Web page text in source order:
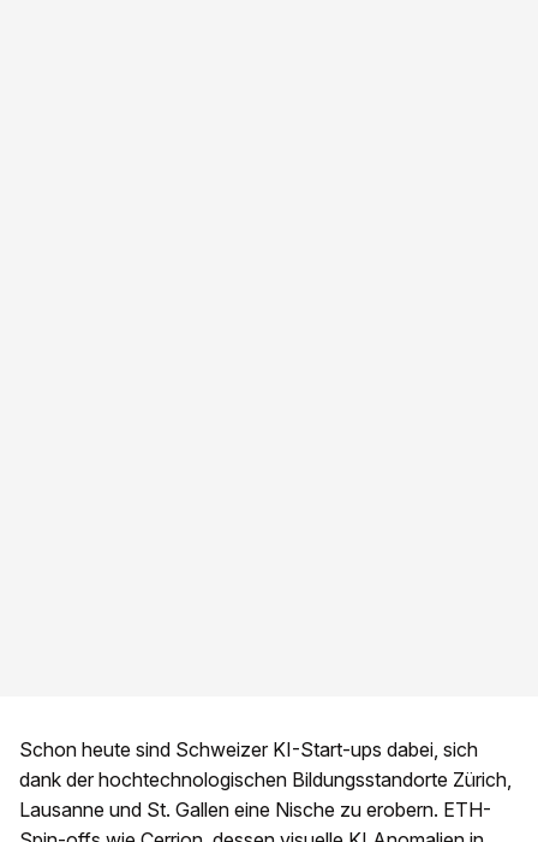
Schon heute sind Schweizer KI-Start-ups dabei, sich
dank der hochtechnologischen Bildungsstandorte Zürich,
Lausanne und St. Gallen eine Nische zu erobern. ETH-